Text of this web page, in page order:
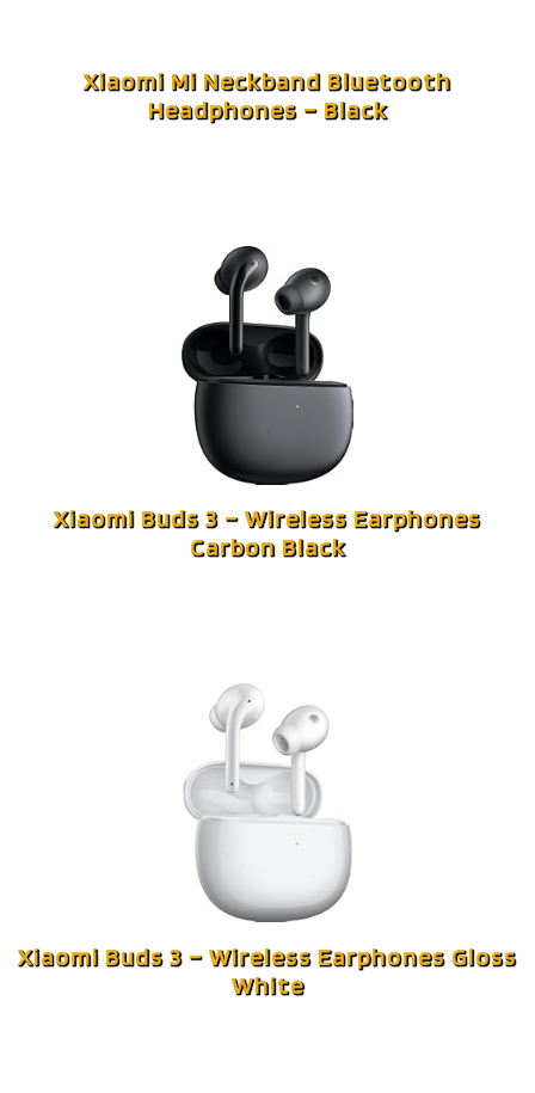
Xiaomi Mi Neckband Bluetooth
Headphones – Black
Xiaomi Buds 3 – Wireless Earphones
Carbon Black
Xiaomi Buds 3 – Wireless Earphones Gloss
White